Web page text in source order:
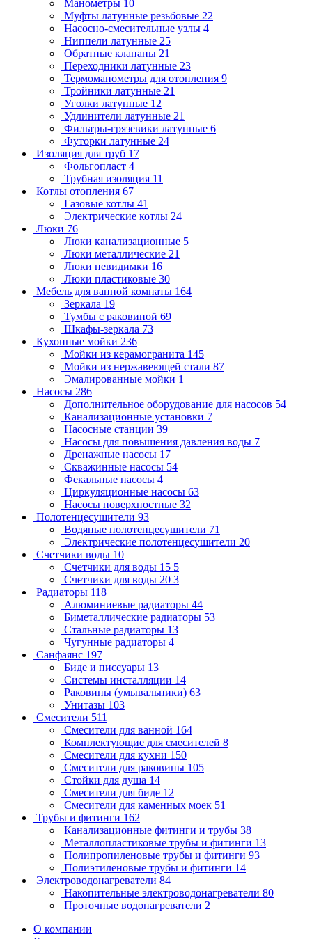
Манометры 10
Муфты латунные резьбовые 22
Насосно-смесительные узлы 4
Ниппели латунные 25
Обратные клапаны 21
Переходники латунные 23
Термоманометры для отопления 9
Тройники латунные 21
Уголки латунные 12
Удлинители латунные 21
Фильтры-грязевики латунные 6
Футорки латунные 24
Изоляция для труб 17
Фольгопласт 4
Трубная изоляция 11
Котлы отопления 67
Газовые котлы 41
Электрические котлы 24
Люки 76
Люки канализационные 5
Люки металлические 21
Люки невидимки 16
Люки пластиковые 30
Мебель для ванной комнаты 164
Зеркала 19
Тумбы с раковиной 69
Шкафы-зеркала 73
Кухонные мойки 236
Мойки из керамогранита 145
Мойки из нержавеющей стали 87
Эмалированные мойки 1
Насосы 286
Дополнительное оборудование для насосов 54
Канализационные установки 7
Насосные станции 39
Насосы для повышения давления воды 7
Дренажные насосы 17
Скважинные насосы 54
Фекальные насосы 4
Циркуляционные насосы 63
Насосы поверхностные 32
Полотенцесушители 93
Водяные полотенцесушители 71
Электрические полотенцесушители 20
Счетчики воды 10
Счетчики для воды 15 5
Счетчики для воды 20 3
Радиаторы 118
Алюминиевые радиаторы 44
Биметаллические радиаторы 53
Стальные радиаторы 13
Чугунные радиаторы 4
Санфаянс 197
Биде и писсуары 13
Системы инсталляции 14
Раковины (умывальники) 63
Унитазы 103
Смесители 511
Смесители для ванной 164
Комплектующие для смесителей 8
Смесители для кухни 150
Смесители для раковины 105
Стойки для душа 14
Смесители для биде 12
Смесители для каменных моек 51
Трубы и фитинги 162
Канализационные фитинги и трубы 38
Металлопластиковые трубы и фитинги 13
Полипропиленовые трубы и фитинги 93
Полиэтиленовые трубы и фитинги 14
Электроводонагреватели 84
Накопительные электроводонагреватели 80
Проточные водонагреватели 2
О компании